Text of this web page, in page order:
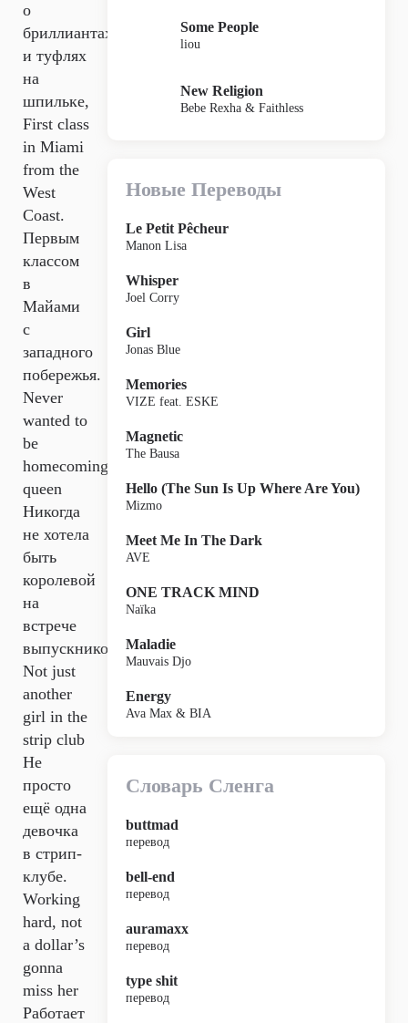
о
бриллиантах
и туфлях
на
шпильке,
First class
in Miami
from the
West
Coast.
Первым
классом
в
Майами
с
западного
побережья.
Never
wanted to
be
homecoming
queen
Никогда
не хотела
быть
королевой
на
встрече
выпускников,
Not just
another
girl in the
strip club
Не
просто
ещё одна
девочка
в стрип-
клубе.
Working
hard, not
a dollar’s
gonna
miss her
Работает
Some People
liou
New Religion
Bebe Rexha & Faithless
Новые Переводы
Le Petit Pêcheur
Manon Lisa
Whisper
Joel Corry
Girl
Jonas Blue
Memories
VIZE feat. ESKE
Magnetic
The Bausa
Hello (The Sun Is Up Where Are You)
Mizmo
Meet Me In The Dark
AVE
ONE TRACK MIND
Naïka
Maladie
Mauvais Djo
Energy
Ava Max & BIA
Словарь Сленга
buttmad
перевод
bell-end
перевод
auramaxx
перевод
type shit
перевод